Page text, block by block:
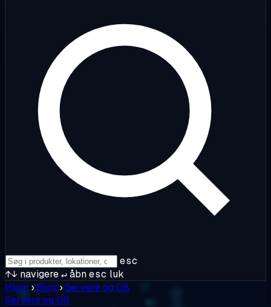
esc
↑↓ navigere↵åbnesc luk
Hjem › Blog ›Servere og OS
Servere og OS